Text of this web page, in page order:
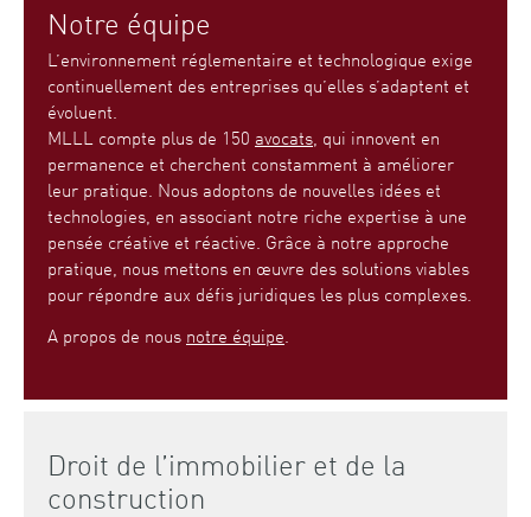
Notre équipe
L’environnement réglementaire et technologique exige
continuellement des entreprises qu’elles s’adaptent et
évoluent.
MLLL compte plus de 150 avocats, qui innovent en
permanence et cherchent constamment à améliorer
leur pratique. Nous adoptons de nouvelles idées et
technologies, en associant notre riche expertise à une
pensée créative et réactive. Grâce à notre approche
pratique, nous mettons en œuvre des solutions viables
pour répondre aux défis juridiques les plus complexes.
A propos de nous notre équipe.
Droit de l’immobilier et de la
construction